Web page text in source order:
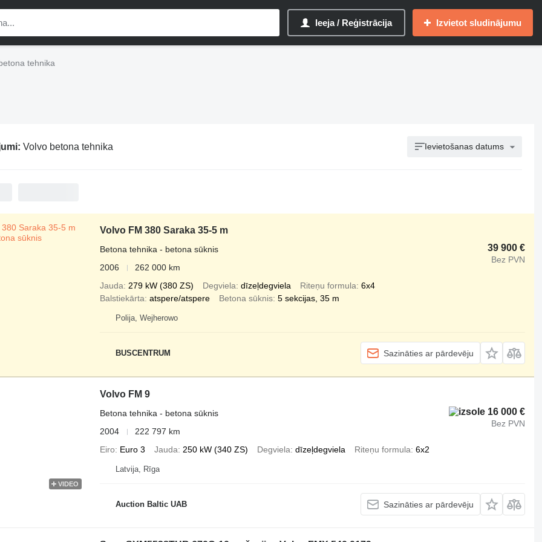
Ieeja / Reģistrācija Izvietot sludinājumu
tehnika
Volvo betona tehnika Ievietošanas datums
Volvo FM 380 Saraka 35-5 m
39 900 €
Bez PVN
Betona tehnika - betona sūknis
2006
262 000 km
Jauda
279 kW (380 ZS) Degviela dīzeļdegviela Riteņu formula 6x4
Balstiekārta atspere/atspere Betona sūknis 5 sekcijas, 35 m
Polija, Wejherowo
BUSCENTRUM Sazināties ar pārdevēju
VIDEO
Volvo FM 9
16 000 €
Bez PVN
Betona tehnika - betona sūknis
2004
222 797 km
Eiro
Euro 3 Jauda 250 kW (340 ZS) Degviela dīzeļdegviela Riteņu formula 6x2
Latvija, Rīga
Auction Baltic UAB Sazināties ar pārdevēju